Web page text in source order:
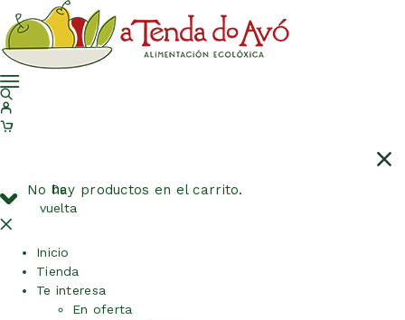
No hay productos en el carrito.
De
vuelta
Inicio
Tienda
Te interesa
En oferta